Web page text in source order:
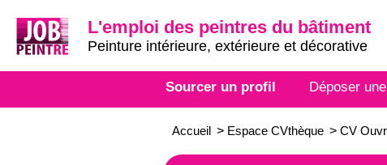
L'emploi des peintres du bâtiment
Peinture intérieure, extérieure et décorative
Sourcer un profil Déposer
Accueil > Espace CVthèque > CV